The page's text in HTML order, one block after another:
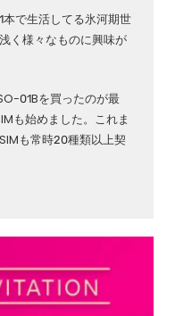
で生活してる氷河期世
く様々なものに興味が
01Bを買ったのが最
も始めました。これま
も常時20種類以上契